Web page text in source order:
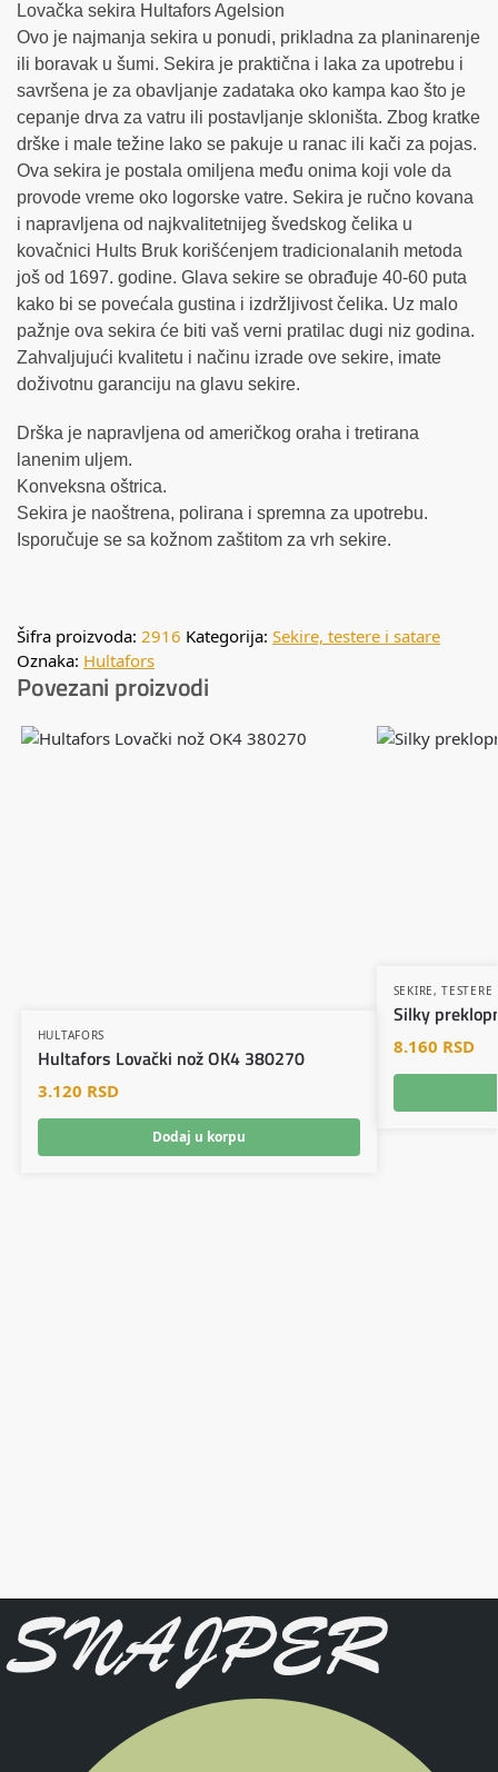
Lovačka sekira Hultafors Agelsion
Ovo je najmanja sekira u ponudi, prikladna za planinarenje
ili boravak u šumi. Sekira je praktična i laka za upotrebu i
savršena je za obavljanje zadataka oko kampa kao što je
cepanje drva za vatru ili postavljanje skloništa. Zbog kratke
drške i male težine lako se pakuje u ranac ili kači za pojas.
Ova sekira je postala omiljena među onima koji vole da
provode vreme oko logorske vatre. Sekira je ručno kovana
i napravljena od najkvalitetnijeg švedskog čelika u
kovačnici Hults Bruk korišćenjem tradicionalanih metoda
još od 1697. godine. Glava sekire se obrađuje 40-60 puta
kako bi se povećala gustina i izdržljivost čelika. Uz malo
pažnje ova sekira će biti vaš verni pratilac dugi niz godina.
Zahvaljujući kvalitetu i načinu izrade ove sekire, imate
doživotnu garanciju na glavu sekire.
Drška je napravljena od američkog oraha i tretirana
lanenim uljem.
Konveksna oštrica.
Sekira je naoštrena, polirana i spremna za upotrebu.
Isporučuje se sa kožnom zaštitom za vrh sekire.
Šifra proizvoda: 2916 Kategorija: Sekire, testere i satare
Oznaka: Hultafors
Povezani proizvodi
HULTAFORS
Hultafors Lovački nož OK4 380270
3.120 RSD
Dodaj u korpu
SEKIRE, TESTERE
Silky
8.160 RSD